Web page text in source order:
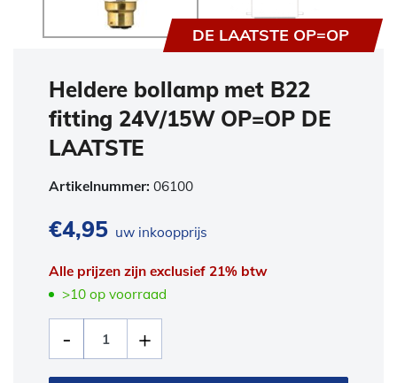
DE LAATSTE OP=OP
Heldere bollamp met B22
fitting 24V/15W OP=OP DE
LAATSTE
Artikelnummer: 06100
€4,95 uw inkoopprijs
Alle prijzen zijn exclusief 21% btw
>10 op voorraad